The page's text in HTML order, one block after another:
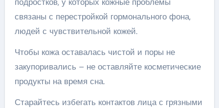
связаны с перестройкой гормонального фона,
людей с чувствительной кожей.
Чтобы кожа оставалась чистой и поры не
закупоривались – не оставляйте косметические
продукты на время сна.
Старайтесь избегать контактов лица с грязными